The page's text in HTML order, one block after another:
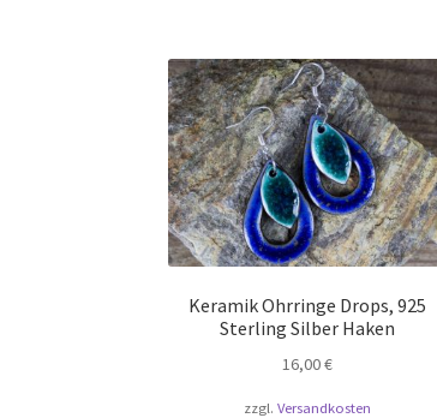
Keramik Ohrringe Drops, 925
Sterling Silber Haken
16,00€
zzgl. Versandkosten